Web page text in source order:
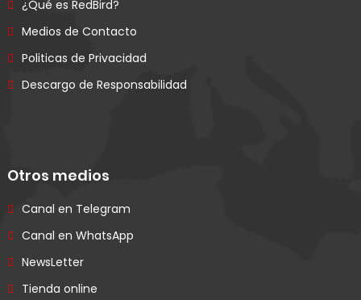
¿Qué es RedBird?
Medios de Contacto
Politicas de Privacidad
Descargo de Responsabilidad
Otros medios
Canal en Telegram
Canal en WhatsApp
NewsLetter
Tienda online